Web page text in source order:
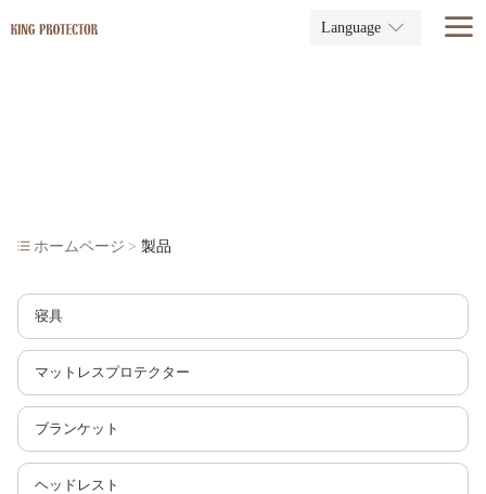
Language
ホームページ 製品
寝具
マットレスプロテクター
ブランケット
ヘッドレスト